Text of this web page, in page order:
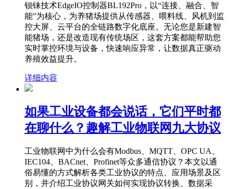
钡铼技术EdgeIO控制器BL192Pro，以“连接、融合、智
能”为核心，为养猪场提供从传感器、喂料线、风机到监
控大屏、云平台的全链路数字化底座。无论您是新建智
能猪场，还是改造现有传统场区，这套方案都能帮助您
实时掌控环境与设备，快速响应异常，让数据真正驱动
养殖效益提升。
详细内容
如果工业设备都会说话，它们平时都
在聊什么？趣解工业物联网九大协议
工业物联网中为什么会有Modbus、MQTT、OPC UA、
IEC104、BACnet、Profinet等众多通信协议？本文以通
俗易懂的方式解析各类工业协议的特点、应用场景及区
别，并介绍工业协议网关如何实现协议转换、数据采